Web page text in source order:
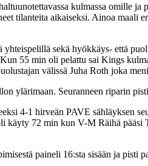
kulmassa omille ja
tilanteita aikaiseksi. Ainoa maali
sekä hyökkäys- että
55 min oli pelattu sai Kings
välissä Juha Roth joka
ylärimaan. Seuranneen riparin
4-1 hirveän PAVE sähläyksen
72 min kun V-M Räihä pääsi
paineli 16:sta sisään ja pisti